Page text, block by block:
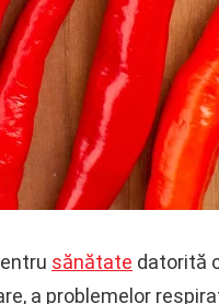
sănătate datorită
a problemelor